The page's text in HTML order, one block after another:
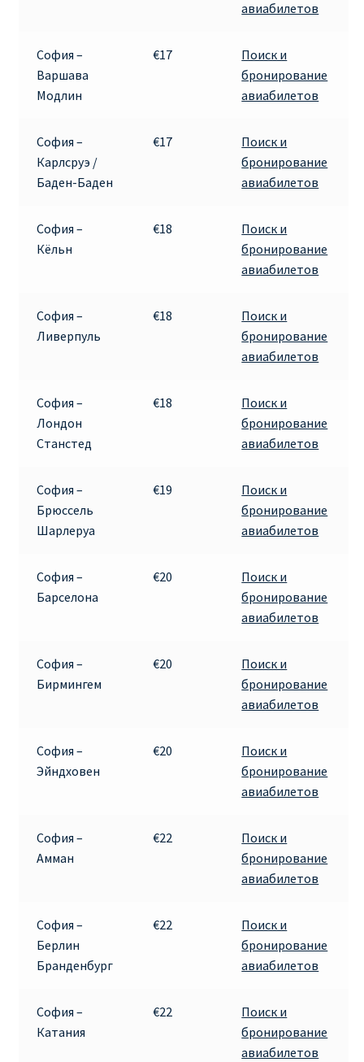
Милан
Париж
ПРАВИЛА РЕГИСТРАЦИИ
ПРИЛОЖЕНИЕ RYANAIR НА РУССКОМ
ПРОВОЗ БАГАЖА RYANAIR – ПРАВИЛА
РЕГИСТРАЦИЯ НА РЕЙС RYANAIR
Регистрация ребенка на рейс RYANAIR
Рим
Рождественские направления от € 9
Райнэйр на русском
О сайте
авиабилетов
София –
Варшава
Модлин
€17
Поиск и
бронирование
авиабилетов
София –
Карлсруэ /
Баден-Баден
€17
Поиск и
бронирование
авиабилетов
София –
Кёльн
€18
Поиск и
бронирование
авиабилетов
София –
Ливерпуль
€18
Поиск и
бронирование
авиабилетов
София –
Лондон
Станстед
€18
Поиск и
бронирование
авиабилетов
София –
Брюссель
Шарлеруа
€19
Поиск и
бронирование
авиабилетов
София –
Барселона
€20
Поиск и
бронирование
авиабилетов
София –
Бирмингем
€20
Поиск и
бронирование
авиабилетов
София –
Эйндховен
€20
Поиск и
бронирование
авиабилетов
София –
Амман
€22
Поиск и
бронирование
авиабилетов
София –
Берлин
Бранденбург
€22
Поиск и
бронирование
авиабилетов
София –
Катания
€22
Поиск и
бронирование
авиабилетов